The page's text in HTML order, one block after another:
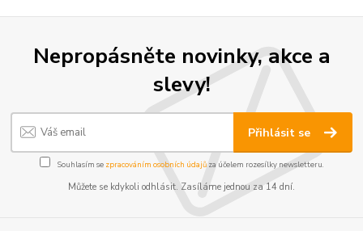
Nepropásněte novinky, akce a
slevy!
Přihlásit se
Souhlasím se zpracováním osobních údajůza účelem rozesílky newsletteru.
Můžete se kdykoli odhlásit. Zasíláme jednou za 14 dní.